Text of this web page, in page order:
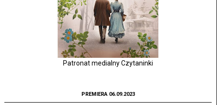
Patronat medialny Czytaninki
PREMIERA 06.09.2023